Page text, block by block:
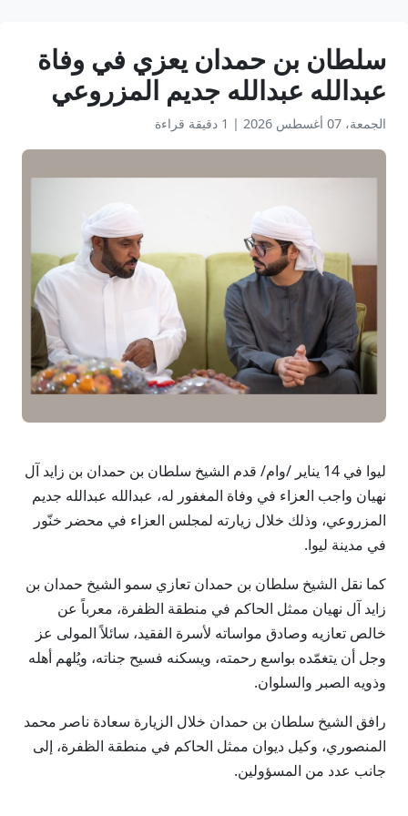
سلطان بن حمدان يعزي في وفاة
عبدالله عبدالله جديم المزروعي
الجمعة، 07 أغسطس 2026 | 1 دقيقة قراءة
ليوا في 14 يناير /وام/ قدم الشيخ سلطان بن حمدان بن زايد آل
نهيان واجب العزاء في وفاة المغفور له، عبدالله عبدالله جديم
المزروعي، وذلك خلال زيارته لمجلس العزاء في محضر خنّور
في مدينة ليوا.
كما نقل الشيخ سلطان بن حمدان تعازي سمو الشيخ حمدان بن
زايد آل نهيان ممثل الحاكم في منطقة الظفرة، معرباً عن
خالص تعازيه وصادق مواساته لأسرة الفقيد، سائلاً المولى عز
وجل أن يتغمّده بواسع رحمته، ويسكنه فسيح جناته، ويُلهم أهله
وذويه الصبر والسلوان.
رافق الشيخ سلطان بن حمدان خلال الزيارة سعادة ناصر محمد
المنصوري، وكيل ديوان ممثل الحاكم في منطقة الظفرة، إلى
جانب عدد من المسؤولين.